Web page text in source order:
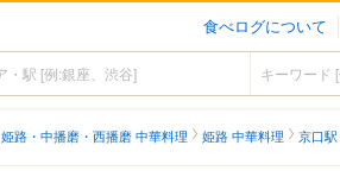
食べログについて
姫路・中播磨・西播磨 中華料理 姫路 中華料理 京口